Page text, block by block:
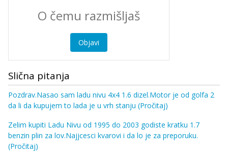
Objavi
Slična pitanja
Pozdrav.Nasao sam ladu nivu 4x4 1.6 dizel.Motor je od golfa 2
da li da kupujem to lada je u vrh stanju (Pročitaj)
Zelim kupiti Ladu Nivu od 1995 do 2003 godiste kratku 1.7
benzin plin za lov.Najjcesci kvarovi i da lo je za preporuku.
(Pročitaj)